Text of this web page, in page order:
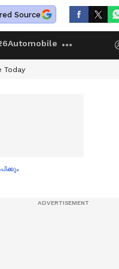
Source
Automobile
Today